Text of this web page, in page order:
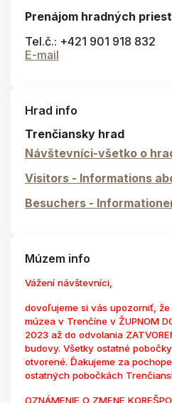
Prenájom hradných
Tel.č.: +421 901 918 832
E-mail
Hrad info
Trenčiansky hrad
Návštevníci-všetko o
Visitors - Informations
Besuchers -
Múzem info
Vážení návštevníci,
dovoľujeme si vás upozorniť,
múzea v Trenčíne v ŽUPNOM
2023 až do odvolania
budovy. Všetky ostatné
otvorené. Ďakujeme za
ostatných pobočkách
OZNÁMENIE O ZMENE